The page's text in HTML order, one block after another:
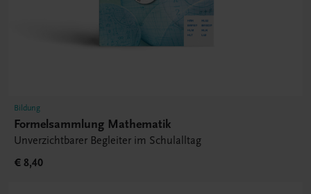
Bildung
Formelsammlung Mathematik
Unverzichtbarer Begleiter im Schulalltag
€ 8,40